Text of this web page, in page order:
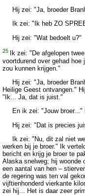
Hij zei: "Ja, broeder
Ik zei: "Ik heb ZO
Hij zei: "Wat bedoelt u?"
25
Ik zei: "De afgelopen
voortdurend over gehad
zou kunnen krijgen."
Hij zei: "Ja, broeder
Heilige Geest ontvangen."
"Ik... Ja, dat is juist."
En ik zei: "Jouw broer..."
Hij zei: "Dat is precies
Ik zei: "Nu, dit zal niet
werken bij je broer." Ik
bericht en krijg je broer te
Alaska snelweg; hij woonde
een aantal van hen –
de regering was ten val
vijftienhonderd vierkante
zei hij... Het is daar zeer